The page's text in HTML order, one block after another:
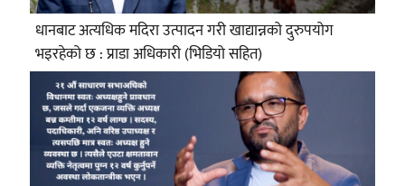
धानबाट अत्यधिक मदिरा उत्पादन गरी खाद्यान्नको दुरुपयोग
भइरहेको छ : प्राडा अधिकारी (भिडियो सहित)